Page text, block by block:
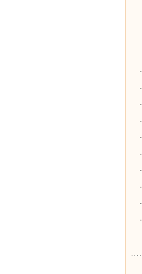
·
·
·
·
·
·
·
·
·
·